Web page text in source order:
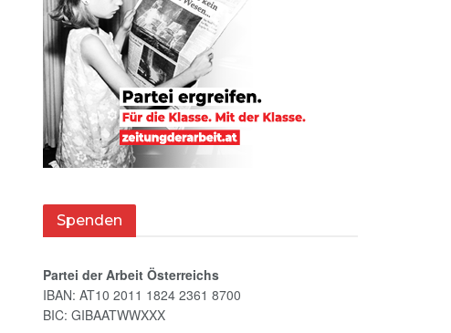
Spenden
Partei der Arbeit Österreichs
IBAN: AT10 2011 1824 2361 8700
BIC: GIBAATWWXXX